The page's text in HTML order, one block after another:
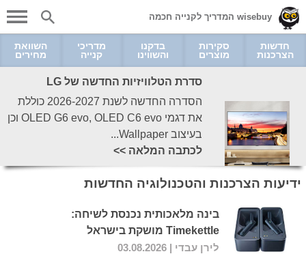
wisebuy המדריך לקנייה חכמה
חדשות
הצרכנות
סקירות
מוצרים
בדקנו
והשווינו
מדריכי
קנייה
השוואת
מחירים
סדרת הטלוויזיות החדשה של LG
הסדרה החדשה לשנת 2026-2027 כוללת
את דגמי OLED G6 evo, OLED C6 evo וכן
בעיצוב Wallpaper...
לכתבה המלאה >>
ידיעות הצרכנות והטכנולוגיה החדשות
בינה מלאכותית נכנסת לשיחה:
Timekettle מושקת בישראל
לירן עבדי | 03.08.2026